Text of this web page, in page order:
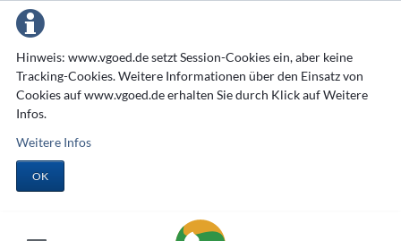
Hinweis: www.vgoed.de setzt Session-Cookies ein, aber keine
Tracking-Cookies. Weitere Informationen über den Einsatz von
Cookies auf www.vgoed.de erhalten Sie durch Klick auf Weitere
Infos.
Weitere Infos
OK